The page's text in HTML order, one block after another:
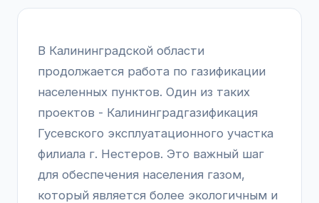
В Калининградской области
продолжается работа по газификации
населенных пунктов. Один из таких
проектов - Калининградгазификация
Гусевского эксплуатационного участка
филиала г. Нестеров. Это важный шаг
для обеспечения населения газом,
который является более экологичным и